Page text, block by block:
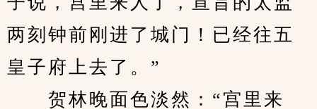
两刻钟前刚进了城门！已经往五
皇子府上去了。”
贺林晚面色淡然：“宫里来